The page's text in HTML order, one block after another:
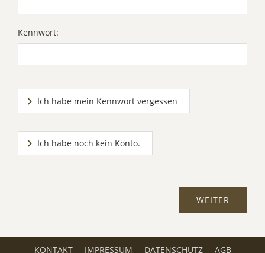
Kennwort:
Ich habe mein Kennwort vergessen
Ich habe noch kein Konto.
KONTAKT IMPRESSUM DATENSCHUTZ
AGB